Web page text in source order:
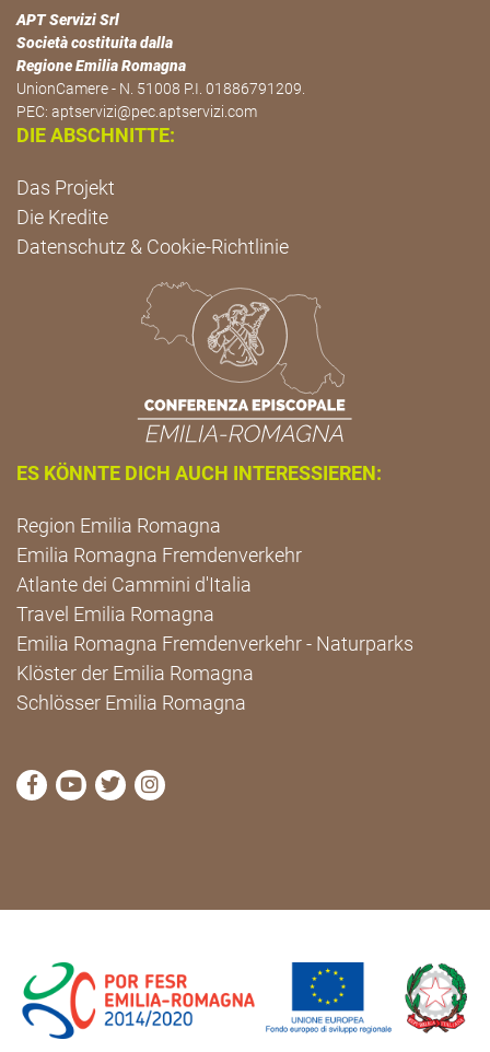
APT Servizi Srl
Società costituita dalla
Regione Emilia Romagna
UnionCamere - N. 51008 P.I. 01886791209.
PEC: aptservizi@pec.aptservizi.com
DIE ABSCHNITTE:
Das Projekt
Die Kredite
Datenschutz & Cookie-Richtlinie
ES KÖNNTE DICH AUCH INTERESSIEREN:
Region Emilia Romagna
Emilia Romagna Fremdenverkehr
Atlante dei Cammini d'Italia
Travel Emilia Romagna
Emilia Romagna Fremdenverkehr - Naturparks
Klöster der Emilia Romagna
Schlösser Emilia Romagna
die Seite Facebook von Cammini Emilia-Romagna
die Seite YouTube von Cammini Emilia-
die Seite Twitter von Cammini Emilia-
die Seite Instagram von Cammini